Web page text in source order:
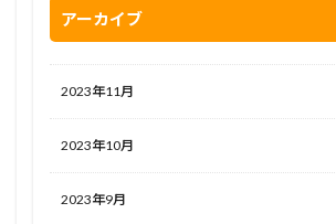
アーカイブ
2023年11月
2023年10月
2023年9月